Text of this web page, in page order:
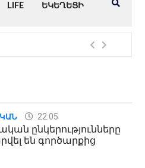
LIFE ԵԿԵՂԵՑԻ
22:05
ընկերությունները
են գործարքից